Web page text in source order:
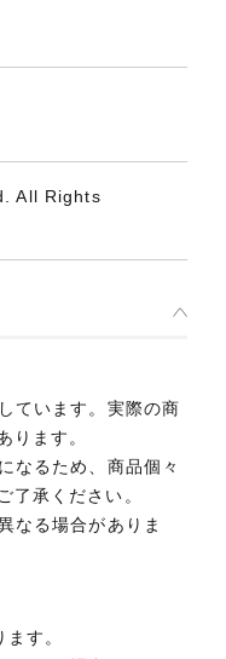
All Rights
ています。実際の商
ります。
なるため、商品個々
了承ください。
なる場合がありま
す。